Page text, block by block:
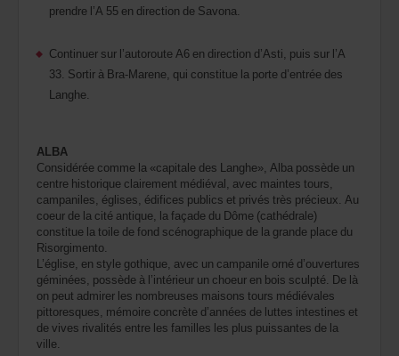
prendre l’A 55 en direction de Savona.
Continuer sur l’autoroute A6 en direction d’Asti, puis sur l’A
33. Sortir à Bra-Marene, qui constitue la porte d’entrée des
Langhe.
ALBA
Considérée comme la «capitale des Langhe», Alba possède un
centre historique clairement médiéval, avec maintes tours,
campaniles, églises, édifices publics et privés très précieux. Au
coeur de la cité antique, la façade du Dôme (cathédrale)
constitue la toile de fond scénographique de la grande place du
Risorgimento.
L’église, en style gothique, avec un campanile orné d’ouvertures
géminées, possède à l’intérieur un choeur en bois sculpté. De là
on peut admirer les nombreuses maisons tours médiévales
pittoresques, mémoire concrète d’années de luttes intestines et
de vives rivalités entre les familles les plus puissantes de la
ville.